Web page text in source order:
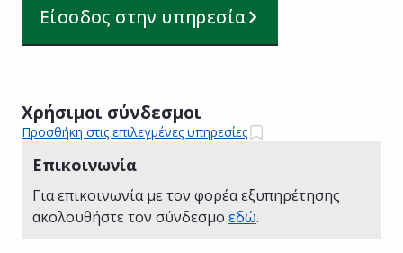
Είσοδος στην υπηρεσία
Χρήσιμοι σύνδεσμοι
Προσθήκη στις επιλεγμένες υπηρεσίες
Επικοινωνία
Για επικοινωνία με τον φορέα εξυπηρέτησης
ακολουθήστε τον σύνδεσμο εδώ.